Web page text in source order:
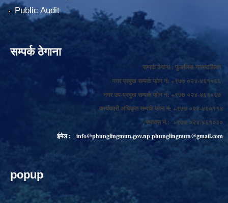
Public Audit
सम्पर्क ठेगाना
सम्पर्क ठेगाना : फुङलिङ नगरपालिका
नगर प्रमुख सम्पर्क फोन नं: +९७७ ०२४-४६१०६६
नगर उप-प्रमुख सम्पर्क फोन नं: +९७७ ०२४-४६१०६७
कार्यकारी अधिकृत सम्पर्क फोन नं: +९७७ ०२४-४६०११४
फ्याक्स नं.: +९७७ ०२४-४६१०३०
ईमेल :
info@phunglingmun.gov.npphunglingmun@gmail.com
popup